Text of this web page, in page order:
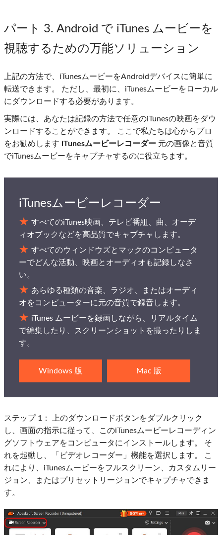
パート 3. Android で iTunes ムービーを
視聴するための万能ソリューション
上記の方法で、iTunesムービーをAndroidデバイスに簡単に
転送できます。 ただし、最初に、iTunesムービーをローカル
にダウンロードする必要があります。
実際には、あなたは記録の方法で任意のiTunesの映画をダウ
ンロードすることができます。 ここで私たちは心からプロ
をお勧めします iTunesムービーレコーダー 元の画像と音質
でiTunesムービーをキャプチャするのに役立ちます。
iTunesムービーレコーダー
すべてのiTunes映画、テレビ番組、曲、オーデ
ィオブックなどを高品質でキャプチャします。
すべてのウィンドウズとマックのコンピュータ
ーでどんな活動、映画とオーディオも記録しなさ
い。
あらゆる種類の音楽、ラジオ、またはオーディ
オをコンピューターに元の音質で録音します。
iTunes ムービーを録画しながら、リアルタイム
で編集したり、スクリーンショットを撮ったりしま
す。
Windows 版 Mac 版
ステップ 1：
上のダウンロードボタンをダブルクリック
し、画面の指示に従って、このiTunesムービーレコーディン
グソフトウェアをコンピュータにインストールします。 そ
れを起動し、「ビデオレコーダー」機能を選択します。 こ
れにより、iTunesムービーをフルスクリーン、カスタムリー
ジョン、またはプリセットリージョンでキャプチャできま
す。